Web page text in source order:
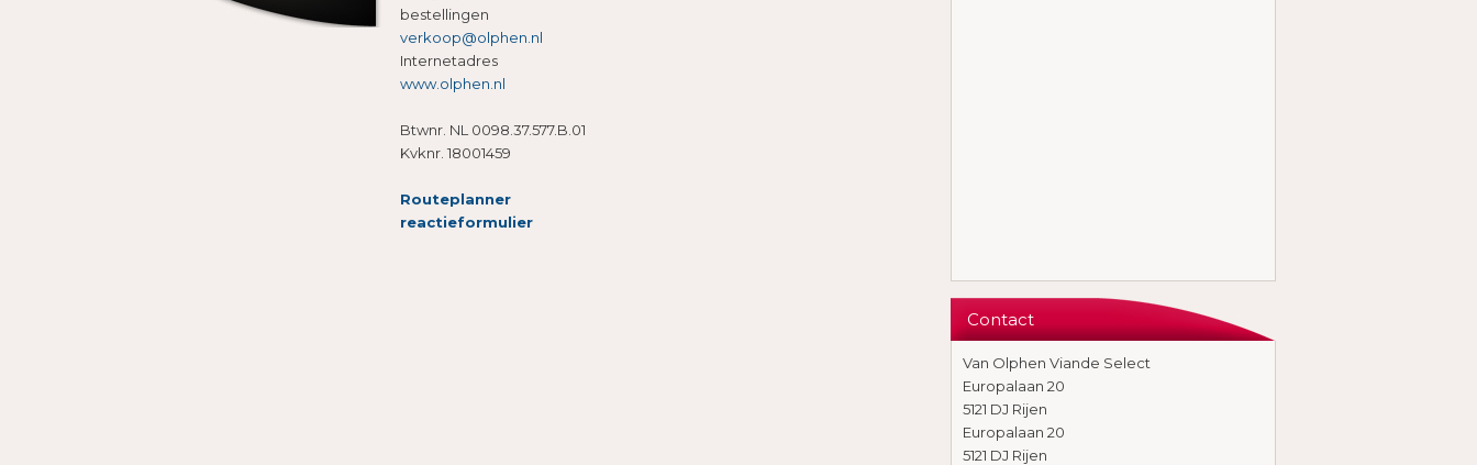
bestellingen
verkoop@olphen.nl
Internetadres
www.olphen.nl
Btwnr. NL 0098.37.577.B.01
Kvknr. 18001459
Routeplanner
reactieformulier
Contact
Van Olphen Viande Select
Europalaan 20
5121 DJ Rijen
Europalaan 20
5121 DJ Rijen